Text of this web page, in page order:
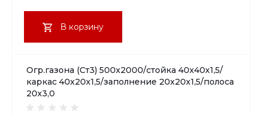
В корзину
Огр.газона (Ст3) 500х2000/стойка 40х40х1,5/
каркас 40х20х1,5/заполнение 20х20х1,5/полоса
20х3,0